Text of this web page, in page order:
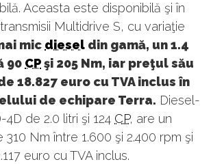
Aceasta este disponibilă şi în
Multidrive S, cu variaţie
mic diesel din gamă, un 1.4
90 CPşi 205 Nm, iar preţul său
18.827 euro cu TVA inclus în
de echipare Terra. Diesel-
de 2.0 litri şi 124 CP, are un
310 Nm între 1.600 şi 2.400 rpm şi
euro cu TVA inclus.